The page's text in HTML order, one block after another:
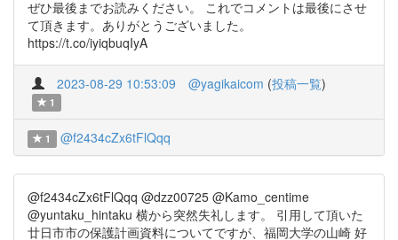
ぜひ最後までお読みください。 これでコメントは最後にさせ
て頂きます。ありがとうございました。
https://t.co/iyiqbuqIyA
2023-08-29 10:53:09 @yagikaicom (投稿一覧)
1
1 @f2434cZx6tFlQqq
@f2434cZx6tFlQqq @dzz00725 @Kamo_centime
@yuntaku_hintaku 横から突然失礼します。 引用して頂いた
廿日市市の保護計画資料についてですが、福岡大学の山崎 好